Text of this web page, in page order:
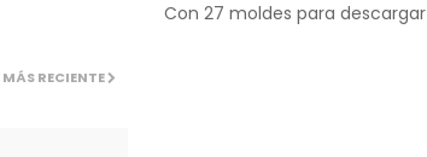
MÁS RECIENTE
Con 27 moldes para descargar